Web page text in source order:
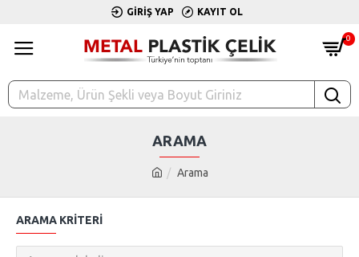
GIRIŞ YAP KAYIT OL
0
Arama
ARAMA
ARAMA KRITERI